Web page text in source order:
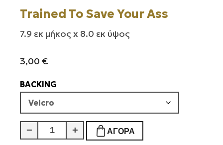
Trained To Save Your Ass
7.9 εκ μήκος x 8.0 εκ ύψος
3,00 €
BACKING
−
Trained
To
+ ΑΓΟΡΆ